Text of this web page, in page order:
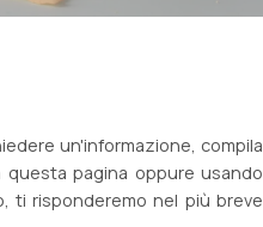
Contatti
un'informazione, compila
pagina oppure usando
ti risponderemo nel più breve